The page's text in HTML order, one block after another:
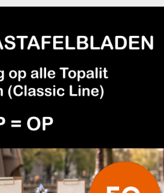
TERRASTAFELBLAD TAUPE MET
MESSING RAND